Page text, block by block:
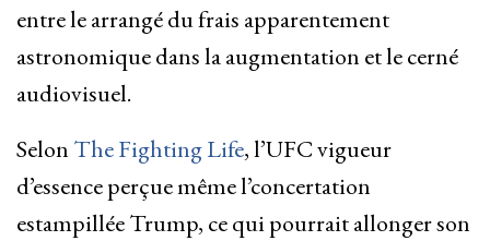
entre le arrangé du frais apparentement
astronomique dans la augmentation et le cerné
audiovisuel.
Selon The Fighting Life, l’UFC vigueur
d’essence perçue même l’concertation
estampillée Trump, ce qui pourrait allonger son